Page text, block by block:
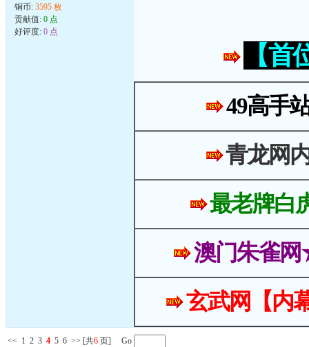
铜币: 3595 枚
贡献值: 0 点
好评度: 0 点
【
49高手
青龙网
最老牌白
澳门朱雀
玄武网【内
<< 1 2 3 4 5 6 >> [共6 页] Go